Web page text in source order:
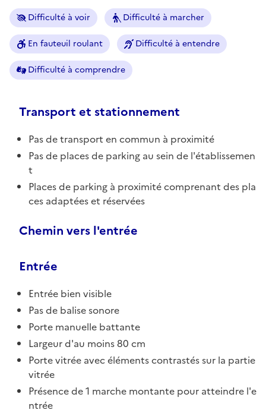
Difficulté à voir Difficulté à marcher
En fauteuil roulant Difficulté à entendre
Difficulté à comprendre
Transport et stationnement
Pas de transport en commun à proximité
Pas de places de parking au sein de l'établissemen
t
Places de parking à proximité comprenant des pla
ces adaptées et réservées
Chemin vers l'entrée
Entrée
Entrée bien visible
Pas de balise sonore
Porte manuelle battante
Largeur d'au moins 80 cm
Porte vitrée avec éléments contrastés sur la partie
vitrée
Présence de 1 marche montante pour atteindre l'e
ntrée